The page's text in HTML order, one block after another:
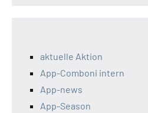
aktuelle Aktion
App-Comboni intern
App-news
App-Season